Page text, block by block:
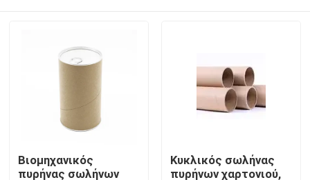
Βιομηχανικός
πυρήνας σωλήνων
Κυκλικός σωλήνας
πυρήνων χαρτονιού,